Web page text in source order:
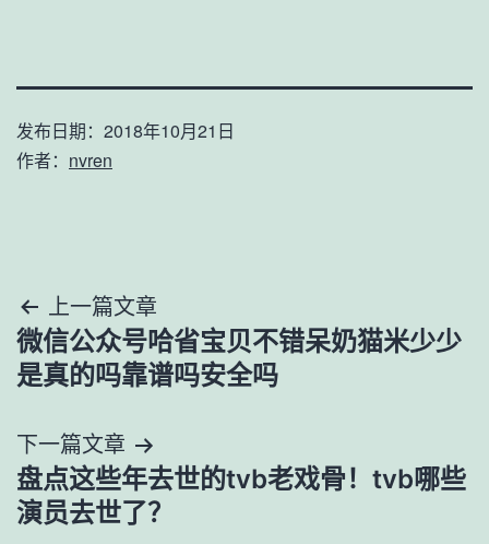
发布日期： 2018年10月21日
作者： nvren
文
章
航
上一篇文章
微信公众号哈省宝贝不错呆奶猫米少少
是真的吗靠谱吗安全吗
下一篇文章
盘点这些年去世的tvb老戏骨！tvb哪些
演员去世了？